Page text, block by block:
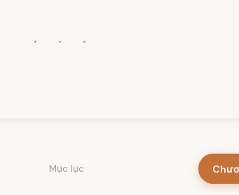
· · ·
Mục lục